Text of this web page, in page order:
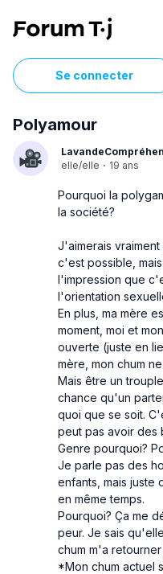
Se connecter
Polyamour
elle/elle · 19 ans
Pourquoi la
la société?
J'aimerais
c'est possible,
l'impression que
l'orientation
En plus, ma mère
moment, moi et
ouverte (juste en
mère, mon chum
Mais être un
chance qu'un
quoi que se soit.
peut pas avoir des
Genre pourquoi?
Je parle pas des
enfants, mais juste
en même temps.
Pourquoi? Ça me
peur. Je sais
chum m'a
*Mon chum actuel